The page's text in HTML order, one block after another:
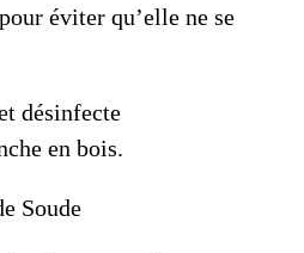
éviter qu’elle ne se
désinfecte
en bois.
Soude